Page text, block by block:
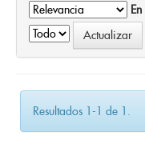
Resultados 1-1 de 1.